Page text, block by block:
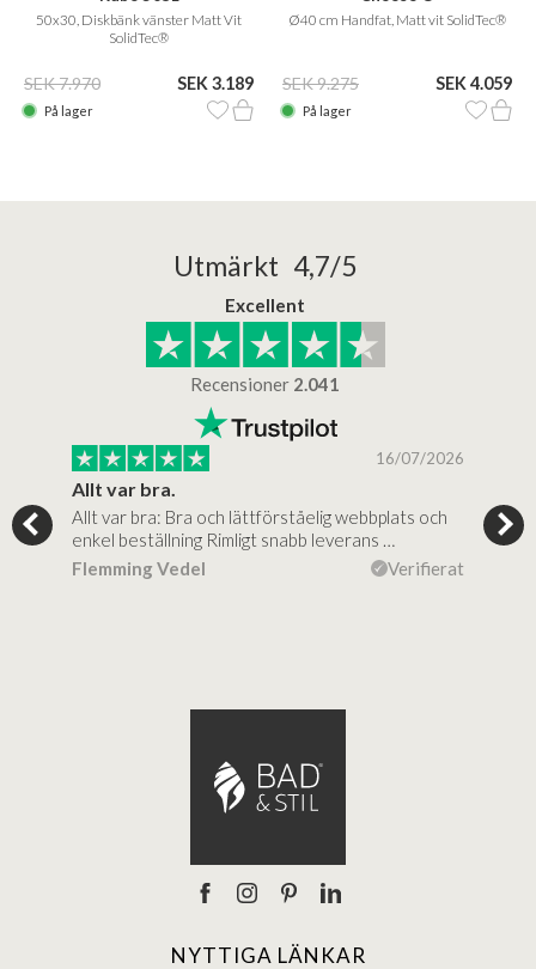
50x30, Diskbänk vänster Matt Vit
SolidTec®
SEK 7.970 SEK 3.189
På lager
Ø40 cm Handfat, Matt vit SolidTec®
SEK 9.275 SEK 4.059
På lager
Utmärkt 4,7/5
Excellent
Recensioner 2.041
16/07/2026
Allt var bra.
Allt var bra: Bra och lättförståelig webbplats och
enkel beställning Rimligt snabb leverans …
Flemming Vedel
Verifierat
Jag
NYTTIGA LÄNKAR